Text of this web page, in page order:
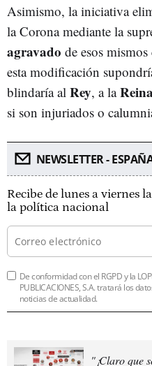
Asimismo, la iniciativa
la Corona mediante la
agravado de esos
esta modificación
blindaría al Rey, a la Reina
si son injuriados o
NEWSLETTER -
Recibe de lunes a viernes
la política nacional
De conformidad con el RGPD y la
PUBLICACIONES, S.A. tratará los
noticias de actualidad.
"¡Claro que